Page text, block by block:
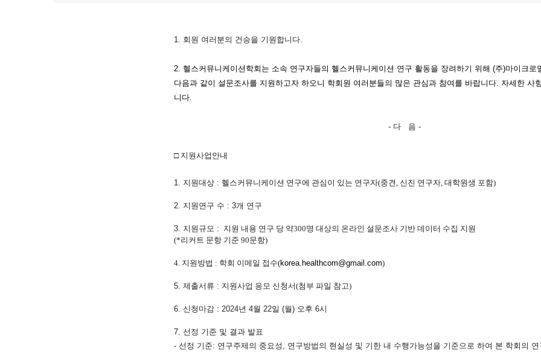
1. 회원 여러분의 건승을 기원합니다.
2. 헬스커뮤니케이션학회는 소속 연구자들의 헬스커뮤니케이션 연구 활동을 장려하기 위해 (주)마이크로
다음과 같이 설문조사를 지원하고자 하오니 학회원 여러분들의 많은 관심과 참여를 바랍니다. 자세한 사
니다.
- 다 음 -
□ 지원사업안내
1. 지원대상 : 헬스커뮤니케이션 연구에 관심이 있는 연구자(중견, 신진 연구자, 대학원생 포함)
2. 지원연구 수 : 3개 연구
3. 지원규모 : 지원 내용 연구 당 약300명 대상의 온라인 설문조사 기반 데이터 수집 지원
(*리커트 문항 기준 90문항)
4. 지원 방법 : 학회 이메일 접수(korea.healthcom@gmail.com)
5. 제출서류 : 지원사업 응모 신청서(첨부 파일 참고)
6. 신청마감 : 2024년 4월 22일 (월) 오후 6시
7. 선정 기준 및 결과 발표
- 선정 기준: 연구주제의 중요성, 연구방법의 현실성 및 기한 내 수행가능성을 기준으로 하여 본 학회의